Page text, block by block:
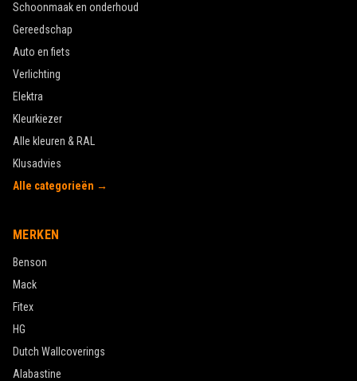
Schoonmaak en onderhoud
Gereedschap
Auto en fiets
Verlichting
Elektra
Kleurkiezer
Alle kleuren & RAL
Klusadvies
Alle categorieën →
MERKEN
Benson
Mack
Fitex
HG
Dutch Wallcoverings
Alabastine